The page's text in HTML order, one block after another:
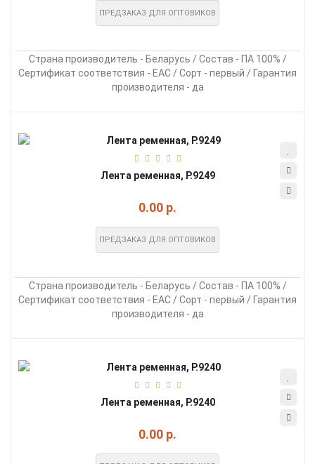
ПРЕДЗАКАЗ ДЛЯ ОПТОВИКОВ
Страна производитель - Беларусь / Состав - ПА 100% /
Сертификат соответствия - EAC / Сорт - первый / Гарантия
производителя - да
Лента ременная, Р.9249
0.00 р.
ПРЕДЗАКАЗ ДЛЯ ОПТОВИКОВ
Страна производитель - Беларусь / Состав - ПА 100% /
Сертификат соответствия - EAC / Сорт - первый / Гарантия
производителя - да
Лента ременная, Р.9240
0.00 р.